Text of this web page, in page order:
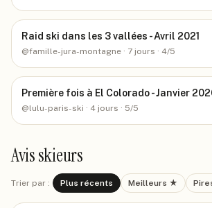
Raid ski dans les 3 vallées - Avril 2021
@famille-jura-montagne · 7 jours · 4/5
Première fois à El Colorado - Janvier
@lulu-paris-ski · 4 jours · 5/5
Avis skieurs
Trier par : Plus récents Meilleurs ★